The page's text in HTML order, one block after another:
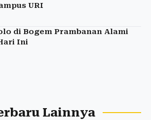
URI
di Bogem Prambanan Alami
Ini
Lainnya